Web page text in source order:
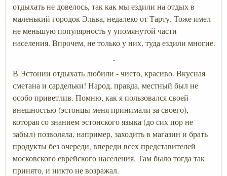
отдыхать не довелось, так как мы ездили на отдых в
маленький городок Эльва, недалеко от Тарту. Тоже имел
не меньшую популярность у упомянутой части
населения. Впрочем, не только у них, туда ездили многие.
В Эстонии отдыхать любили - чисто, красиво. Вкусная
сметана и сардельки! Народ, правда, местный был не
особо приветлив. Помню, как я пользовался своей
внешностью (эстонцы меня принимали за своего),
которая со знанием эстонского языка (до сих пор не
забыл) позволяла, например, заходить в магазин и брать
продукты без очереди, впереди всех представителей
московского еврейского населения. Там было тогда так
принято, и никто не возражал.